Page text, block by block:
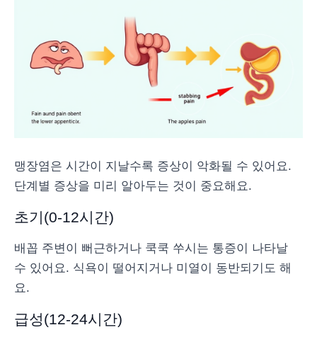
맹장염은 시간이 지날수록 증상이 악화될 수 있어요.
단계별 증상을 미리 알아두는 것이 중요해요.
초기(0-12시간)
배꼽 주변이 뻐근하거나 쿡쿡 쑤시는 통증이 나타날
수 있어요. 식욕이 떨어지거나 미열이 동반되기도 해
요.
급성(12-24시간)